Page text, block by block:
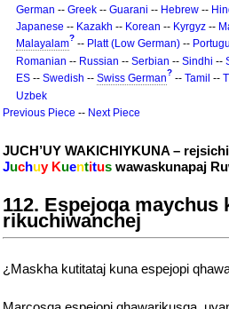
German -- Greek -- Guarani -- Hebrew --
Japanese -- Kazakh -- Korean -- Kyrgyz --
Malayalam? -- Platt (Low German) --
Romanian -- Russian -- Serbian -- Sindhi --
ES -- Swedish -- Swiss German? -- Tamil --
Uzbek
Previous Piece -- Next Piece
JUCH’UY WAKICHIYKUNA –
Juchuy Kuentitus wawaskunapaj
112. Espejoqa maychus
rikuchiwanchej
¿Maskha kutitataj kuna espejopi